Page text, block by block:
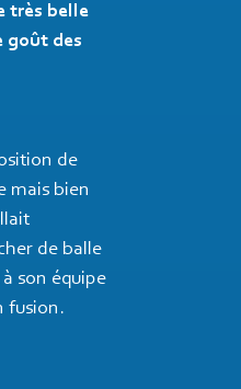
très belle
goût des
de
mais bien
de balle
son équipe
fusion.